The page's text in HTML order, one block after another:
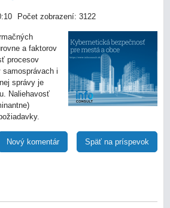
Počet zobrazení: 3122
a faktorov
procesov
samosprávach i
správy je
Naliehavosť
Späť na príspevok
Nový komentár